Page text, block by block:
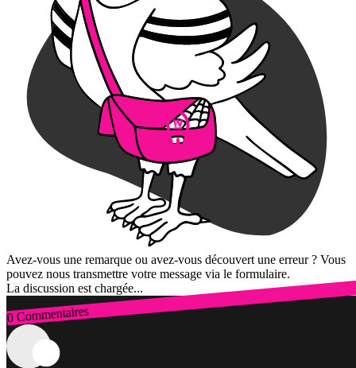
Avez-vous une remarque ou avez-vous découvert une erreur ? Vous
pouvez nous transmettre votre message via le formulaire.
La discussion est chargée...
0 Commentaires
Connexion